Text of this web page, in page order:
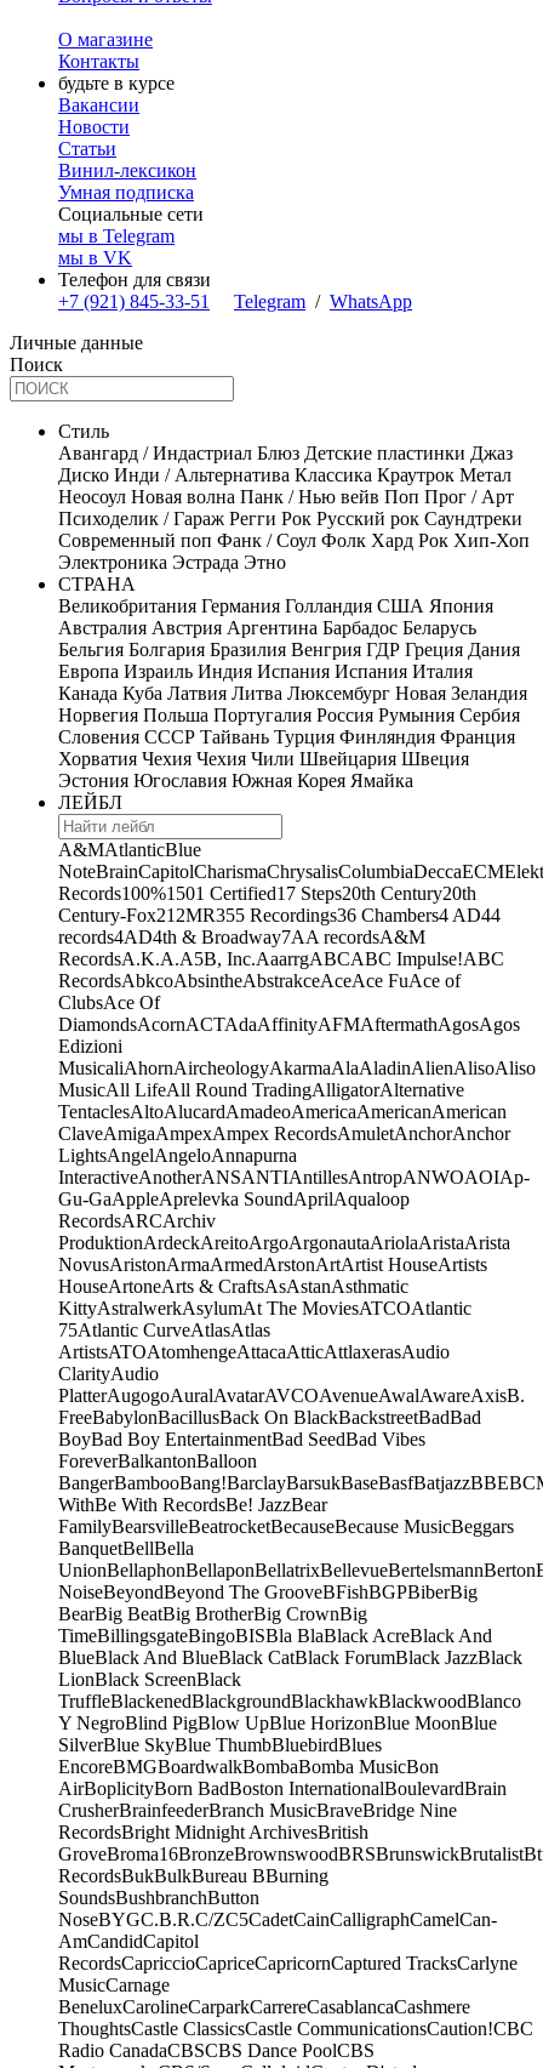
О магазине
Контакты
будьте в курсе
Вакансии
Новости
Статьи
Винил-лексикон
Умная подписка
Социальные сети
мы в Telegram
мы в VK
Телефон для связи
+7 (921) 845-33-51
Telegram / WhatsApp
Личные данные
Поиск
Стиль
Авангард / Индастриал Блюз Детские пластинки Джаз
Диско Инди / Альтернатива Классика Краутрок Метал
Неосоул Новая волна Панк / Нью вейв Поп Прог / Арт
Психоделик / Гараж Регги Рок Русский рок Саундтреки
Современный поп Фанк / Соул Фолк Хард Рок Хип-Хоп
Электроника Эстрада Этно
СТРАНА
Великобритания Германия Голландия США Япония
Австралия Австрия Аргентина Барбадос Беларусь
Бельгия Болгария Бразилия Венгрия ГДР Греция Дания
Европа Израиль Индия Испания Испания Италия
Канада Куба Латвия Литва Люксембург Новая Зеландия
Норвегия Польша Португалия Россия Румыния Сербия
Словения СССР Тайвань Турция Финляндия Франция
Хорватия Чехия Чехия Чили Швейцария Швеция
Эстония Югославия Южная Корея Ямайка
ЛЕЙБЛ
A&MAtlanticBlue
NoteBrainCapitolCharismaChrysalisColumbiaDeccaECM
Records100%1501 Certified17 Steps20th Century20th
Century-Fox21 2MR355 Recordings36 Chambers4 AD44
records4AD4th & Broadway7AA recordsA&M
RecordsA.K.A.A5B, Inc.AaarrgABCABC Impulse!ABC
RecordsAbkcoAbsintheAbstrakceAceAce FuAce of
ClubsAce Of
DiamondsAcornACTAdaAffinityAFMAftermathAgosAgos
Edizioni
MusicaliAhornAircheologyAkarmaAlaAladinAlienAlisoAliso
MusicAll LifeAll Round TradingAlligatorAlternative
TentaclesAltoAlucardAmadeoAmericaAmericanAmerican
ClaveAmigaAmpexAmpex RecordsAmuletAnchorAnchor
LightsAngelAngeloAnnapurna
InteractiveAnotherANSANTIAntillesAntropANWOAOIAp-
Gu-GaAppleAprelevka SoundAprilAqualoop
RecordsARCArchiv
ProduktionArdeckAreitoArgoArgonautaAriolaAristaArista
NovusAristonArmaArmedArstonArtArtist HouseArtists
HouseArtoneArts & CraftsAsAstanAsthmatic
KittyAstralwerkAsylumAt The MoviesATCOAtlantic
75Atlantic CurveAtlasAtlas
ArtistsATOAtomhengeAttacaAtticAttlaxerasAudio
ClarityAudio
PlatterAugogoAuralAvatarAVCOAvenueAwalAwareAxisB.
FreeBabylonBacillusBack On BlackBackstreetBadBad
BoyBad Boy EntertainmentBad SeedBad Vibes
ForeverBalkantonBalloon
BangerBambooBang!BarclayBarsukBaseBasfBatjazzBBE
WithBe With RecordsBe! JazzBear
FamilyBearsvilleBeatrocketBecauseBecause MusicBeggars
BanquetBellBella
UnionBellaphonBellaponBellatrixBellevueBertelsmannBerton
NoiseBeyondBeyond The GrooveBFishBGPBiberBig
BearBig BeatBig BrotherBig CrownBig
TimeBillingsgateBingoBISBla BlaBlack AcreBlack And
BlueBlack And BlueBlack CatBlack ForumBlack JazzBlack
LionBlack ScreenBlack
TruffleBlackenedBlackgroundBlackhawkBlackwoodBlanco
Y NegroBlind PigBlow UpBlue HorizonBlue MoonBlue
SilverBlue SkyBlue ThumbBluebirdBlues
EncoreBMGBoardwalkBombaBomba MusicBon
AirBoplicityBorn BadBoston InternationalBoulevardBrain
CrusherBrainfeederBranch MusicBraveBridge Nine
RecordsBright Midnight ArchivesBritish
GroveBroma16BronzeBrownswoodBRSBrunswickBrutalist
RecordsBukBulkBureau BBurning
SoundsBushbranchButton
NoseBYGC.B.R.C/ZC5CadetCainCalligraphCamelCan-
AmCandidCapitol
RecordsCapriccioCapriceCapricornCaptured TracksCarlyne
MusicCarnage
BeneluxCarolineCarparkCarrereCasablancaCashmere
ThoughtsCastle ClassicsCastle CommunicationsCaution!CBC
Radio CanadaCBSCBS Dance PoolCBS